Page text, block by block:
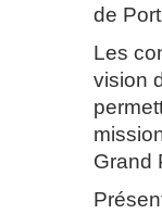
de
Les
vision
Grand